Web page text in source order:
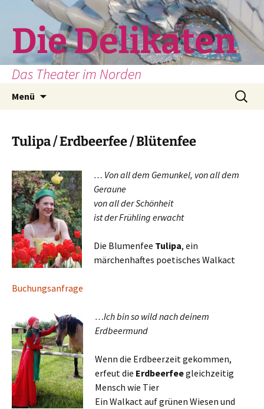
springen
Die Delikaten
Das Theater im Norden
Menü
Suchen
nach:
Tulipa / Erdbeerfee / Blütenfee
… Von all dem Gemunkel, von all dem
Geraune
von all der Schönheit
ist der Frühling erwacht
Die Blumenfee Tulipa, ein
märchenhaftes poetisches Walkact
Buchungsanfrage
…Ich bin so wild nach deinem
Erdbeermund
Wenn die Erdbeerzeit gekommen,
erfeut die Erdbeerfeegleichzeitig
Mensch wie Tier
Ein Walkact auf grünen Wiesen und